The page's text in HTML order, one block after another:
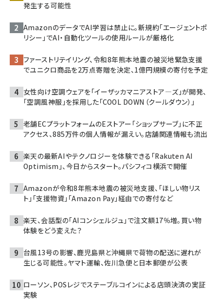
発生する可能性
AmazonのデータでAI学習は禁止に。新規約「エージェントポ
リシー」でAI・自動化ツールの使用ルールが厳格化
ファーストリテイリング、令和8年熊本地震の被災地緊急支援
でユニクロ商品を2万点寄贈を決定、1億円規模の寄付を予定
女性向け空調ウェアを「イーザッカマニアストア―ズ」が開発、
「空調風神服」を採用した「COOL DOWN（クールダウン）」
老舗ECプラットフォームのEストアー「ショップサーブ」に不正
アクセス、885万件の個人情報が漏えい。店舗関連情報も流出
楽天の最新AIやテクノロジーを体験できる「Rakuten AI
Optimism」、今日からスタート。パシフィコ横浜で開催
Amazonが令和8年熊本地震の被災地支援、「ほしい物リス
ト」「支援物資」「Amazon Pay」経由での寄付など
楽天、会話型の「AIコンシェルジュ」で注文額17％増。買い物
体験をどう変えた？
台風13号の影響、鹿児島県と沖縄県で荷物の配送に遅れが
生じる可能性。ヤマト運輸、佐川急便と日本郵便が公表
ローソン、POSレジでステーブルコインによる店頭決済の実証
実験